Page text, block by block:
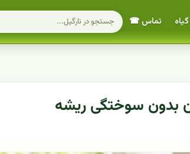
تماس ☎
بدون سوختگی ریشه